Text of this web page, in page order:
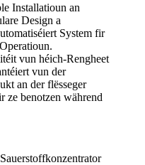
Installatioun an
Design a
System fir
vun héich-Rengheet
vun der
an der flësseger
ze benotzen während